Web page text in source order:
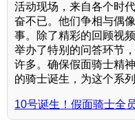
活动现场，来自各个时
奋不已。他们争相与偶
事。除了精彩的回顾视
举办了特别的问答环节
许多。确保假面骑士精
的骑士诞生，为这个系
10号诞生！假面骑士全